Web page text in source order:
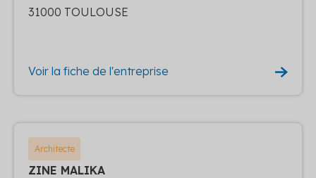
31000 TOULOUSE
Voir la fiche de l'entreprise
Architecte
ZINE MALIKA